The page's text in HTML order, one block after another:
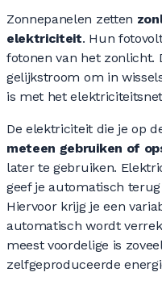
Zonnepanelen zetten
elektriciteit. Hun
fotonen van het zonlicht.
gelijkstroom om in
is met het
De elektriciteit die je op
meteen gebruiken of
later te gebruiken.
geef je automatisch
Hiervoor krijg je een
automatisch wordt
meest voordelige is
zelfgeproduceerde